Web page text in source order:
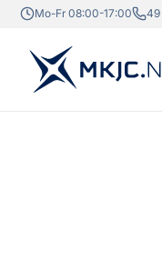
Mo-Fr 08:00-17:00 49